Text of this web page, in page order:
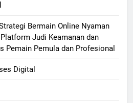
Bermain Online Nyaman
Judi Keamanan dan
Pemain Pemula dan Profesional
Digital